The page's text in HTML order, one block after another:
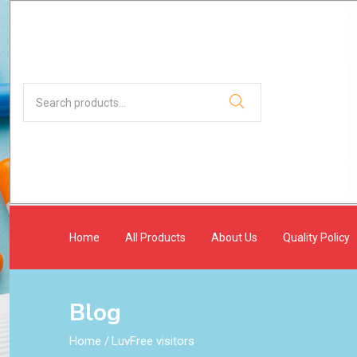
Home All Products About Us Quality Policy
Blog
Home /LuvFree visitors